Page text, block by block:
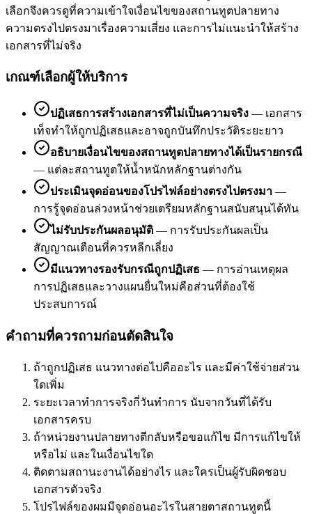
เลือกจึงควรดูที่ความเข้าใจเงื่อนไขของสถานทูตปลายทาง
ความตรงไปตรงมาเรื่องความเสี่ยง และการไม่แนะนำให้สร้าง
เอกสารที่ไม่จริง
เกณฑ์เลือกผู้ให้บริการ
ปฏิเสธการสร้างเอกสารที่ไม่เป็นความจริง — เอกสาร
เท็จทำให้ถูกปฏิเสธและอาจถูกบันทึกประวัติระยะยาว
อธิบายเงื่อนไขของสถานทูตปลายทางได้เป็นรายกรณี
— แต่ละสถานทูตให้น้ำหนักหลักฐานต่างกัน
ประเมินจุดอ่อนของโปรไฟล์อย่างตรงไปตรงมา —
การรู้จุดอ่อนล่วงหน้าช่วยเตรียมหลักฐานสนับสนุนได้ทัน
ไม่รับประกันผลอนุมัติ — การรับประกันผลเป็น
สัญญาณเตือนที่ควรหลีกเลี่ยง
มีแนวทางรองรับกรณีถูกปฏิเสธ — การอ่านเหตุผล
การปฏิเสธและวางแผนยื่นใหม่คือส่วนที่ต้องใช้
ประสบการณ์
คำถามที่ควรถามก่อนตัดสินใจ
ถ้าถูกปฏิเสธ แนวทางต่อไปคืออะไร และมีค่าใช้จ่ายส่วน
ใดเพิ่ม
ระยะเวลาทำการจริงกี่วันทำการ นับจากวันที่ได้รับ
เอกสารครบ
ถ้าหน่วยงานปลายทางตีกลับหรือขอแก้ไข มีการแก้ไขให้
หรือไม่ และในเงื่อนไขใด
ติดตามสถานะงานได้อย่างไร และใครเป็นผู้รับผิดชอบ
เอกสารตัวจริง
โปรไฟล์ของผมมีจุดอ่อนอะไรในสายตาสถานทูตนี้